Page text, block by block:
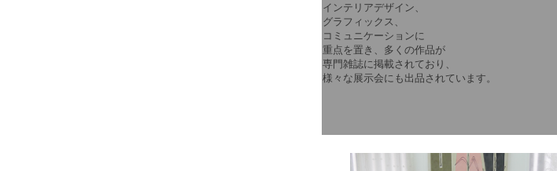
インテリアデザイン、
グラフィックス、
コミュニケーションに
重点を置き、多くの作品が
専門雑誌に掲載されており、
様々な展示会にも出品されています。